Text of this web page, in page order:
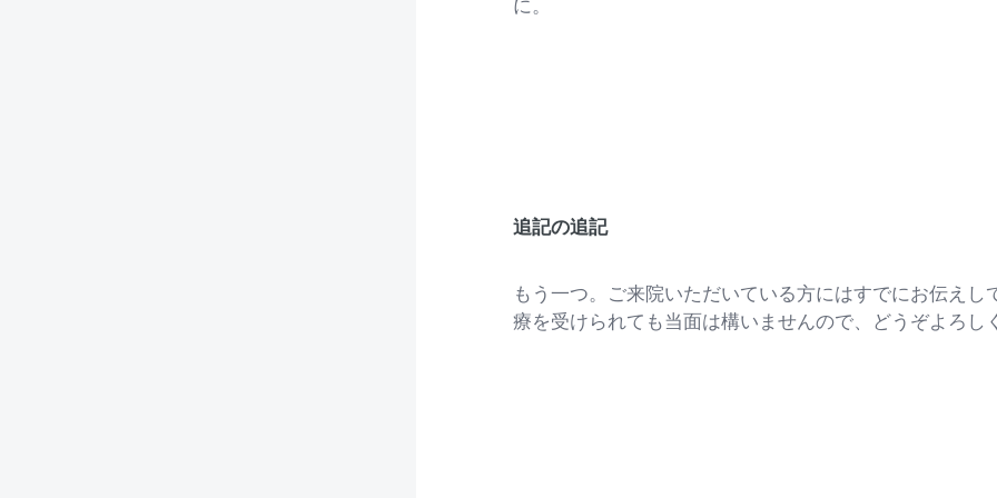
追記の追記
もう一つ。ご来院いただいている方にはすでにお伝え
療を受けられても当面は構いませんので、どうぞよろし